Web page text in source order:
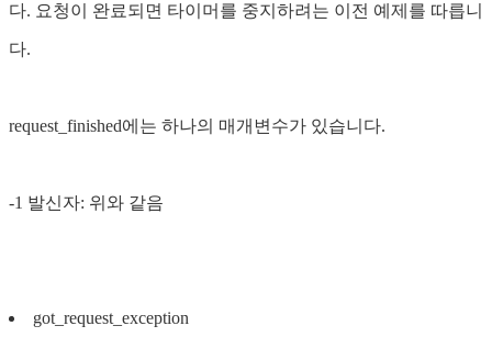
다. 요청이 완료되면 타이머를 중지하려는 이전 예제를 따릅니
다.
request_finished에는 하나의 매개변수가 있습니다.
-1 발신자: 위와 같음
got_request_exception